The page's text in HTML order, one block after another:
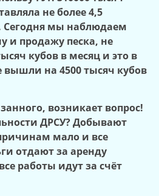
не более 4,5
Сегодня мы наблюдаем
и продажу песка, не
кубов в месяц и это в
вышли на 4500 тысяч кубов
возникает вопрос!
ДРСУ? Добывают
мало и все
отдают за аренду
работы идут за счёт